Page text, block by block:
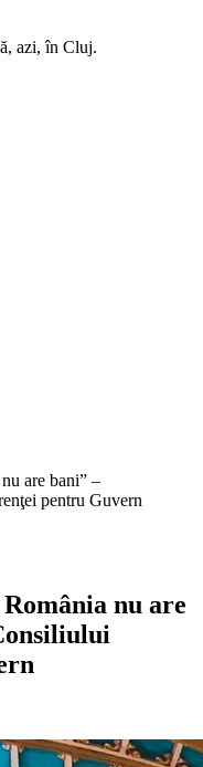
azi, în Cluj.
are bani” –
pentru Guvern
nu are